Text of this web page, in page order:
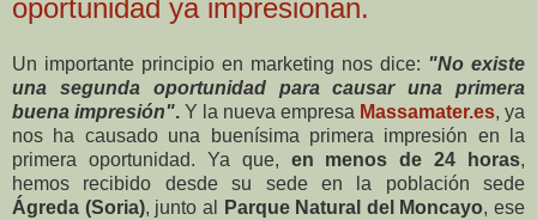
oportunidad ya impresionan.
Un importante principio en marketing nos dice: "No existe
una segunda oportunidad para causar una primera
buena impresión". Y la nueva empresa Massamater.es, ya
nos ha causado una buenísima primera impresión en la
primera oportunidad. Ya que, en menos de 24 horas,
hemos recibido desde su sede en la población sede
Ágreda (Soria), junto al Parque Natural del Moncayo, ese